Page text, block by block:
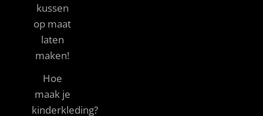
kussen
op maat
laten
maken!
Hoe
maak je
kinderkleding?